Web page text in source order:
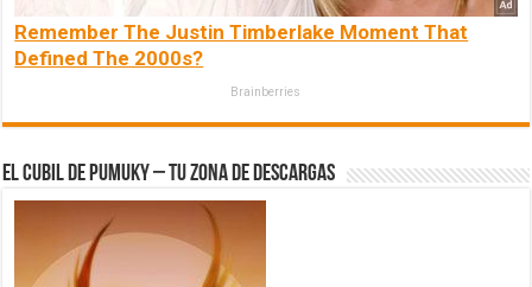
Remember The Justin Timberlake Moment That
Defined The 2000s?
Brainberries
El Cubil de Pumuky – Tu zona de Descargas